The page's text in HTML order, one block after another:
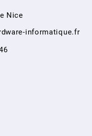
Nice
informatique.fr